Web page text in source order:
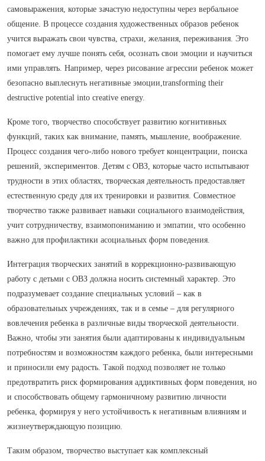
самовыражения, которые зачастую недоступны через вербальное
общение. В процессе создания художественных образов ребенок
учится выражать свои чувства, страхи, желания, переживания. Это
помогает ему лучше понять себя, осознать свои эмоции и научиться
ими управлять. Например, через рисование агрессии ребенок может
безопасно выплеснуть негативные эмоции,transforming their
destructive potential into creative energy.
Кроме того, творчество способствует развитию когнитивных
функций, таких как внимание, память, мышление, воображение.
Процесс создания чего-либо нового требует концентрации, поиска
решений, экспериментов. Детям с ОВЗ, которые часто испытывают
трудности в этих областях, творческая деятельность предоставляет
естественную среду для их тренировки и развития. Совместное
творчество также развивает навыки социального взаимодействия,
учит сотрудничеству, взаимопониманию и эмпатии, что особенно
важно для профилактики асоциальных форм поведения.
Интеграция творческих занятий в коррекционно-развивающую
работу с детьми с ОВЗ должна носить системный характер. Это
подразумевает создание специальных условий – как в
образовательных учреждениях, так и в семье – для регулярного
вовлечения ребенка в различные виды творческой деятельности.
Важно, чтобы эти занятия были адаптированы к индивидуальным
потребностям и возможностям каждого ребенка, были интересными
и приносили ему радость. Такой подход позволяет не только
предотвратить риск формирования аддиктивных форм поведения, но
и способствовать общему гармоничному развитию личности
ребенка, формируя у него устойчивость к негативным влияниям и
жизнеутверждающую позицию.
Таким образом, творчество выступает как комплексный